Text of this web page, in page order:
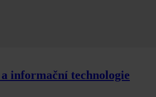
informační technologie